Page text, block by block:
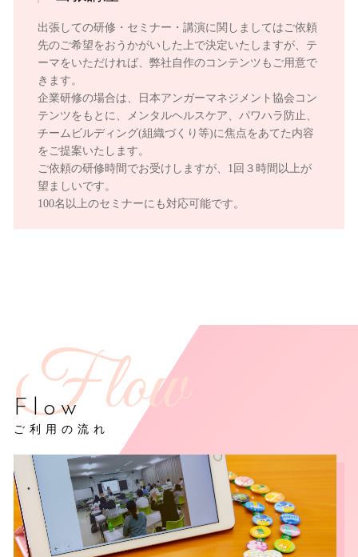
出張しての研修・セミナー・講演に関しましてはご依頼
先のご希望をおうかがいした上で決定いたしますが、テ
ーマをいただければ、弊社自作のコンテンツもご用意で
きます。
企業研修の場合は、日本アンガーマネジメント協会コン
テンツをもとに、メンタルヘルスケア、パワハラ防止、
チームビルディング(組織づくり等)に焦点をあてた内容
をご提案いたします。
ご依頼の研修時間でお受けしますが、1回３時間以上が
望ましいです。
100名以上のセミナーにも対応可能です。
Flow
ご利用の流れ